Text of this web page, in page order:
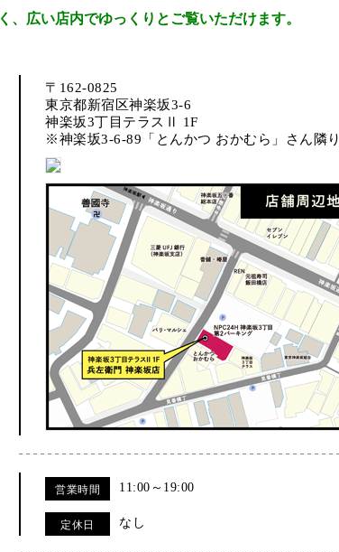
広い店内でゆっくりとご覧いただけます。
〒162-0825
東京都新宿区神楽坂3-6
神楽坂3丁目テラスⅡ 1F
※神楽坂3-6-89「とんかつ おかむら」さん隣り
営業時間 11:00～19:00
定休日 なし